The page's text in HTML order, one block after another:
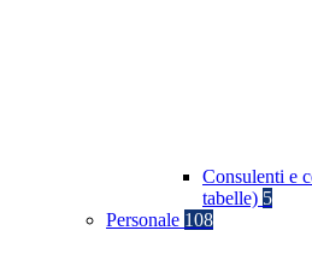
Consulenti e
tabelle) 5
Personale 108